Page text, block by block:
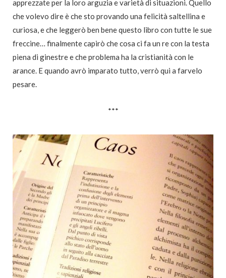
apprezzate per la loro arguzia e varietà di situazioni. Quello
che volevo dire è che sto provando una felicità saltellina e
curiosa, e che leggerò ben bene questo libro con tutte le sue
freccine… finalmente capirò che cosa ci fa un re con la testa
piena di ginestre e che problema ha la cristianità con le
arance. E quando avrò imparato tutto, verrò qui a farvelo
pesare.
***